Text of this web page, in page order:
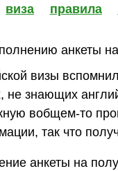
виза правила
визы
не знающих
вобщем-то
так что
анкеты на